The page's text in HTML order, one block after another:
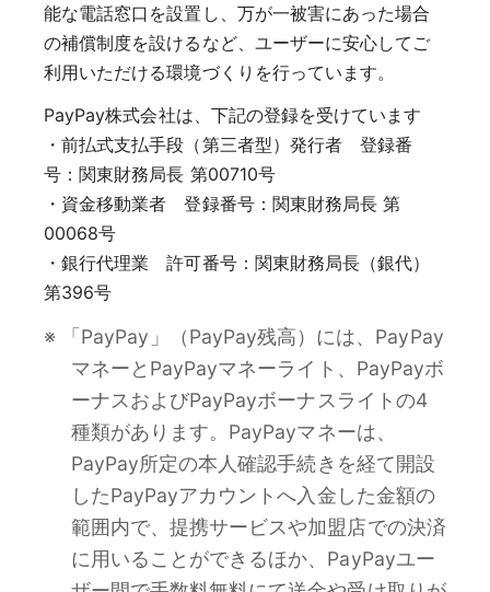
能な電話窓口を設置し、万が一被害にあった場合
の補償制度を設けるなど、ユーザーに安心してご
利用いただける環境づくりを行っています。
PayPay株式会社は、下記の登録を受けています
・前払式支払手段（第三者型）発行者 登録番
号：関東財務局長 第00710号
・資金移動業者 登録番号：関東財務局長 第
00068号
・銀行代理業 許可番号：関東財務局長（銀代）
第396号
※ 「PayPay」（PayPay残高）には、PayPay
マネーとPayPayマネーライト、PayPayボ
ーナスおよびPayPayボーナスライトの4
種類があります。PayPayマネーは、
PayPay所定の本人確認手続きを経て開設
したPayPayアカウントへ入金した金額の
範囲内で、提携サービスや加盟店での決済
に用いることができるほか、PayPayユー